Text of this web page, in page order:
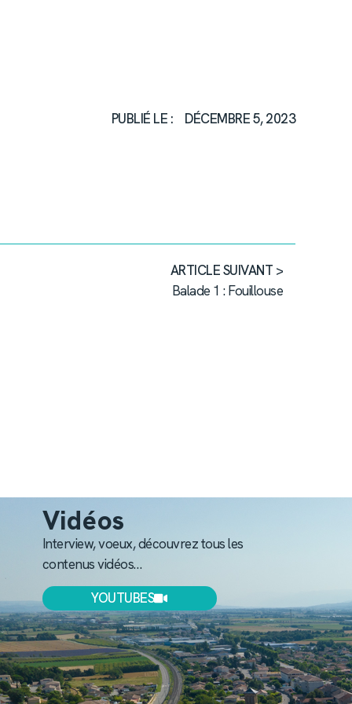
PUBLIÉ LE : DÉCEMBRE 5, 2023
ARTICLE SUIVANT >
Balade 1 : Fouillouse
Vidéos
Interview, voeux, découvrez tous les
contenus vidéos…
YOUTUBES